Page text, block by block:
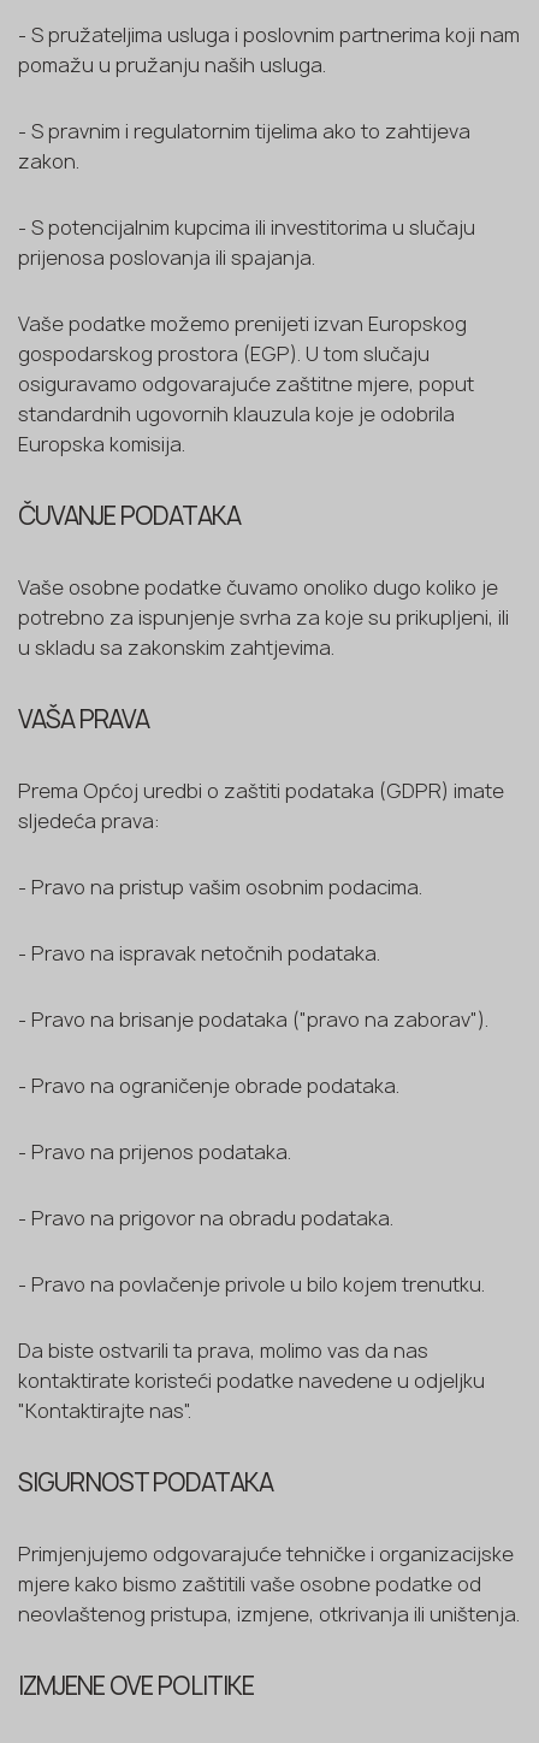
- S pružateljima usluga i poslovnim partnerima koji nam
pomažu u pružanju naših usluga.
- S pravnim i regulatornim tijelima ako to zahtijeva
zakon.
- S potencijalnim kupcima ili investitorima u slučaju
prijenosa poslovanja ili spajanja.
Vaše podatke možemo prenijeti izvan Europskog
gospodarskog prostora (EGP). U tom slučaju
osiguravamo odgovarajuće zaštitne mjere, poput
standardnih ugovornih klauzula koje je odobrila
Europska komisija.
ČUVANJE PODATAKA
Vaše osobne podatke čuvamo onoliko dugo koliko je
potrebno za ispunjenje svrha za koje su prikupljeni, ili
u skladu sa zakonskim zahtjevima.
VAŠA PRAVA
Prema Općoj uredbi o zaštiti podataka (GDPR) imate
sljedeća prava:
- Pravo na pristup vašim osobnim podacima.
- Pravo na ispravak netočnih podataka.
- Pravo na brisanje podataka ("pravo na zaborav").
- Pravo na ograničenje obrade podataka.
- Pravo na prijenos podataka.
- Pravo na prigovor na obradu podataka.
- Pravo na povlačenje privole u bilo kojem trenutku.
Da biste ostvarili ta prava, molimo vas da nas
kontaktirate koristeći podatke navedene u odjeljku
"Kontaktirajte nas".
SIGURNOST PODATAKA
Primjenjujemo odgovarajuće tehničke i organizacijske
mjere kako bismo zaštitili vaše osobne podatke od
neovlaštenog pristupa, izmjene, otkrivanja ili uništenja.
IZMJENE OVE POLITIKE